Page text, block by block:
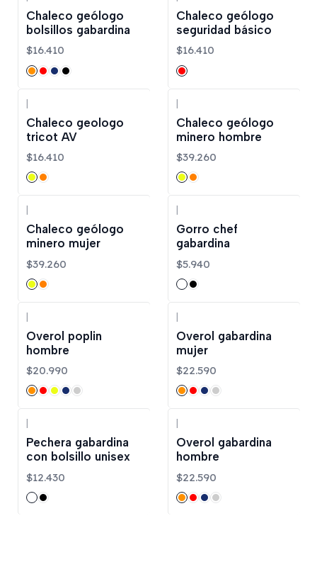
Chaleco geólogo
bolsillos gabardina
$16.410
Chaleco geólogo
seguridad básico
$16.410
|
Chaleco geologo
tricot AV
$16.410
|
Chaleco geólogo
minero hombre
$39.260
Chaleco geólogo
minero mujer
$39.260
Gorro chef
gabardina
$5.940
|
Overol poplin
hombre
$20.990
|
Overol gabardina
mujer
$22.590
Pechera gabardina
con bolsillo unisex
$12.430
Overol gabardina
hombre
$22.590